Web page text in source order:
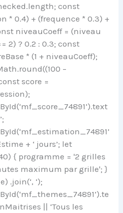
const
* 0.4) + (frequence * 0.3) +
niveauCoeff = (niveau
2) ? 0.2 : 0.3; const
* (1 + niveauCoeff);
–
score =
+ ‘ jours’; let
{ programme = '2 grilles
maximum par grille'; }
.join(‘, ‘);
|| ‘Tous les